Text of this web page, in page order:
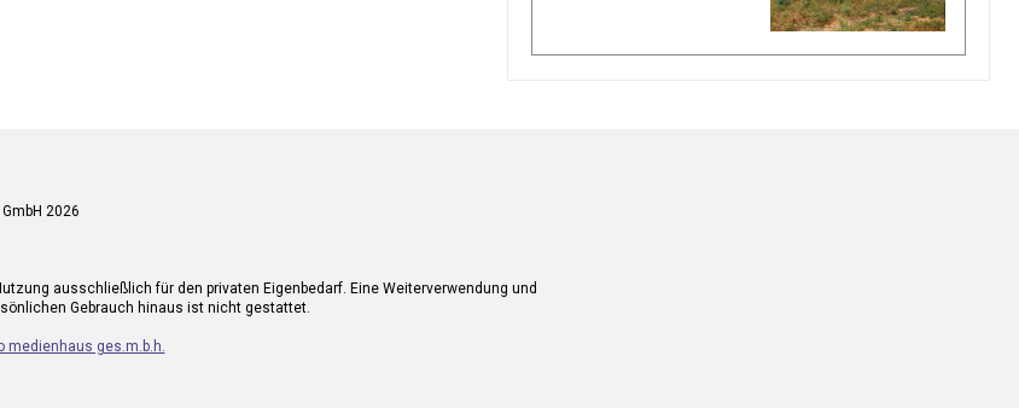
2026
ausschließlich für den privaten Eigenbedarf. Eine Weiterverwendung und
Gebrauch hinaus ist nicht gestattet.
medienhaus ges.m.b.h.